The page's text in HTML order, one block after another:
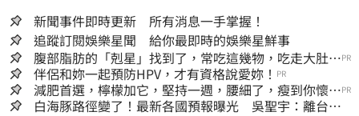
新聞事件即時更新 所有消息一手掌握！
追蹤訂閱娛樂星聞 給你最即時的娛樂星鮮事
腹部脂肪的「剋星」找到了，常吃這幾物，吃走大肚
囊，瘦出小蠻腰
PR
伴侶和妳一起預防HPV，才有資格說愛妳！ PR
減肥首選，檸檬加它，堅持一週，腰細了，瘦到你懷疑
人生
PR
白海豚路徑變了！最新各國預報曝光 吳聖宇：離台灣